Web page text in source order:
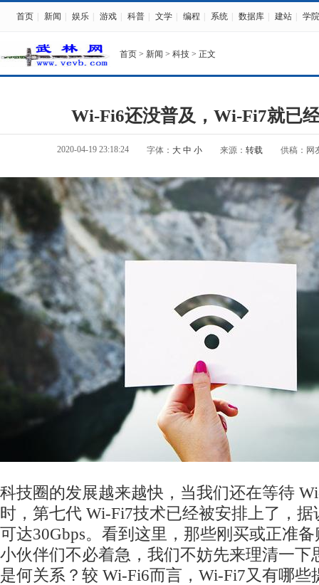
首页 新闻 娱乐 游戏 科普 文学 编程 系统 数据库 建站 学院
首页 > 新闻 > 科技 > 正文
Wi-Fi6还没普及，Wi-Fi7就已
2020-04-19 23:18:24 字体： 大 中 小 来源： 转载 供稿：网
科技圈的发展越来越快，当我们还在等待
时，第七代 Wi-Fi7技术已经被安排上了，
可达30Gbps。看到这里，那些刚买或正准
小伙伴们不必着急，我们不妨先来理清一下
是何关系？较 Wi-Fi6而言，Wi-Fi7又有哪些